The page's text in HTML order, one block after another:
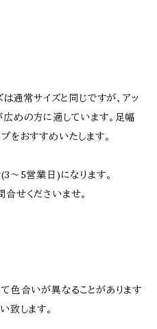
通常サイズと同じですが、アッ
めの方に適しています。足幅
をおすすめいたします。
5営業日)になります。
せくださいませ。
色合いが異なることがあります
致します。